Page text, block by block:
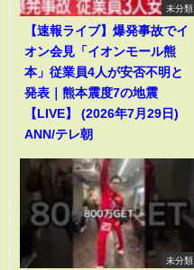
未分類
【速報ライブ】爆発事故でイ
オン会見「イオンモール熊
本」従業員4人が安否不明と
発表｜熊本震度7の地震
【LIVE】 (2026年7月29日)
ANN/テレ朝
未分類